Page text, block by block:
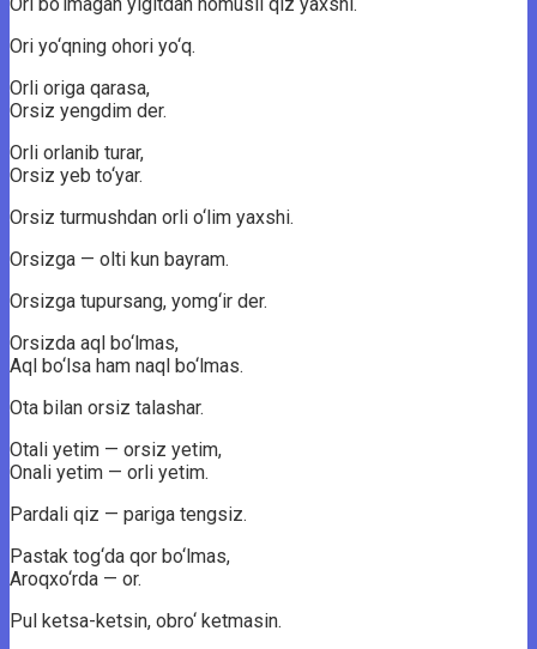
Ori yo‘qning ohori yo‘q.
Orli origa qarasa,
Orsiz yengdim der.
Orli orlanib turar,
Orsiz yeb to‘yar.
Orsiz turmushdan orli o‘lim yaxshi.
Orsizga — olti kun bayram.
Orsizga tupursang, yomg‘ir der.
Orsizda aql bo‘lmas,
Aql bo‘lsa ham naql bo‘lmas.
Ota bilan orsiz talashar.
Otali yetim — orsiz yetim,
Onali yetim — orli yetim.
Pardali qiz — pariga tengsiz.
Pastak tog‘da qor bo‘lmas,
Aroqxo‘rda — or.
Pul ketsa-ketsin, obro‘ ketmasin.